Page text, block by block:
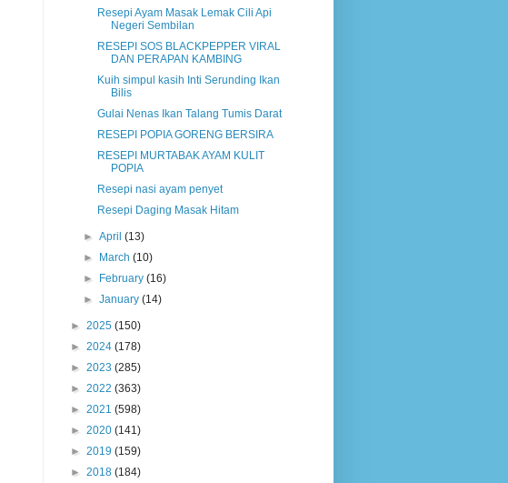
Resepi Ayam Masak Lemak Cili Api
Negeri Sembilan
RESEPI SOS BLACKPEPPER VIRAL
DAN PERAPAN KAMBING
Kuih simpul kasih Inti Serunding Ikan
Bilis
Gulai Nenas Ikan Talang Tumis Darat
RESEPI POPIA GORENG BERSIRA
RESEPI MURTABAK AYAM KULIT
POPIA
Resepi nasi ayam penyet
Resepi Daging Masak Hitam
►April(13)
►
March(10)
►
February(16)
►January(14)
► 2025 (150)
► 2024 (178)
► 2023 (285)
► 2022 (363)
► 2021 (598)
► 2020 (141)
► 2019 (159)
► 2018 (184)